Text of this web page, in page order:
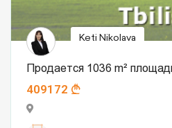
Keti Nikolava
Продается 1036 m²
409172